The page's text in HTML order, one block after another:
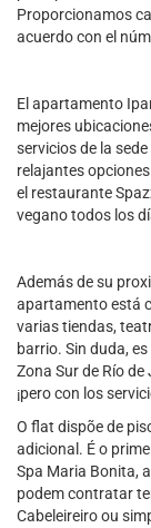
Proporcionamos
acuerdo con el
El apartamento
mejores
servicios de la
relajantes
el restaurante
vegano todos los
Además de su
apartamento está
varias tiendas,
barrio. Sin duda,
Zona Sur de Río
¡pero con los
O flat dispõe de
adicional. É o
Spa Maria Bonita,
podem contratar
Cabeleireiro ou